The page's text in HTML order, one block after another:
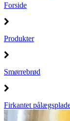
Forside
Produkter
Smørrebrød
Firkantet